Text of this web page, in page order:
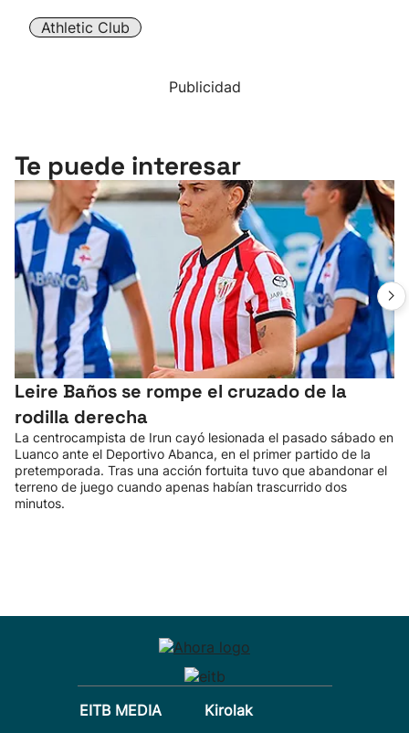
Athletic Club
Publicidad
Te puede interesar
Leire Baños se rompe el cruzado de la
rodilla derecha
La centrocampista de Irun cayó lesionada el pasado sábado en
Luanco ante el Deportivo Abanca, en el primer partido de la
pretemporada. Tras una acción fortuita tuvo que abandonar el
terreno de juego cuando apenas habían trascurrido dos
minutos.
EITB MEDIA
Kirolak